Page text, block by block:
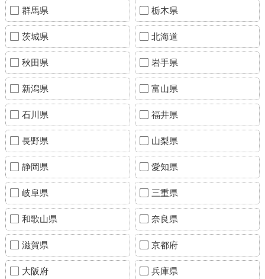
群馬県 栃木県
茨城県 北海道
秋田県 岩手県
新潟県 富山県
石川県 福井県
長野県 山梨県
静岡県 愛知県
岐阜県 三重県
和歌山県 奈良県
滋賀県 京都府
大阪府 兵庫県